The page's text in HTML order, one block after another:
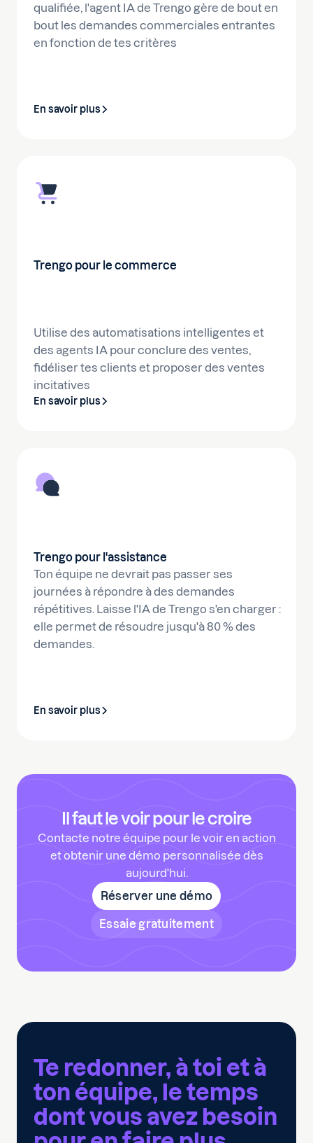
qualifiée, l'agent IA de Trengo gère de bout en
bout les demandes commerciales entrantes
en fonction de tes critères
En savoir plus
Trengo pour le commerce
Utilise des automatisations intelligentes et
des agents IA pour conclure des ventes,
fidéliser tes clients et proposer des ventes
incitatives
En savoir plus
Trengo pour l'assistance
Ton équipe ne devrait pas passer ses
journées à répondre à des demandes
répétitives. Laisse l'IA de Trengo s'en charger :
elle permet de résoudre jusqu'à 80 % des
demandes.
En savoir plus
Il faut le voir pour le croire
Contacte notre équipe pour le voir en action
et obtenir une démo personnalisée dès
aujourd'hui.
Réserver une démo
Essaie gratuitement
Te redonner, à toi et à
ton équipe, le temps
dont vous avez besoin